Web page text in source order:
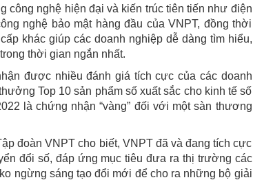
công nghệ hiện đại và kiến trúc tiên tiến như điện
nghệ bảo mật hàng đầu của VNPT, đồng thời
khác giúp các doanh nghiệp dễ dàng tìm hiểu,
thời gian ngắn nhất.
được nhiều đánh giá tích cực của các doanh
Top 10 sản phẩm số xuất sắc cho kinh tế số
là chứng nhận “vàng” đối với một sàn thương
đoàn VNPT cho biết, VNPT đã và đang tích cực
đổi số, đáp ứng mục tiêu đưa ra thị trường các
ngừng sáng tạo đổi mới để cho ra những bộ giải